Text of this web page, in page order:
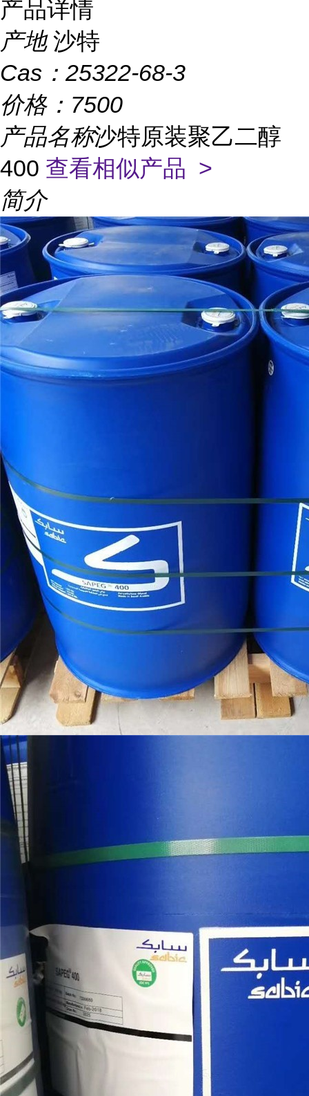
产品详情
产地 沙特
Cas： 25322-68-3
价格： 7500
产品名称沙特原装聚乙二醇
400 查看相似产品 >
简介